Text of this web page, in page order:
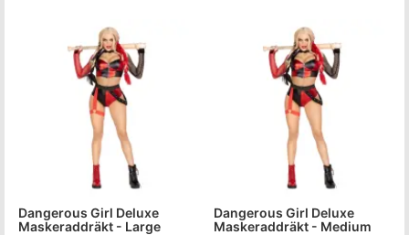
Dangerous Girl Deluxe
Maskeraddräkt - Large
Dangerous Girl Deluxe
Maskeraddräkt - Medium